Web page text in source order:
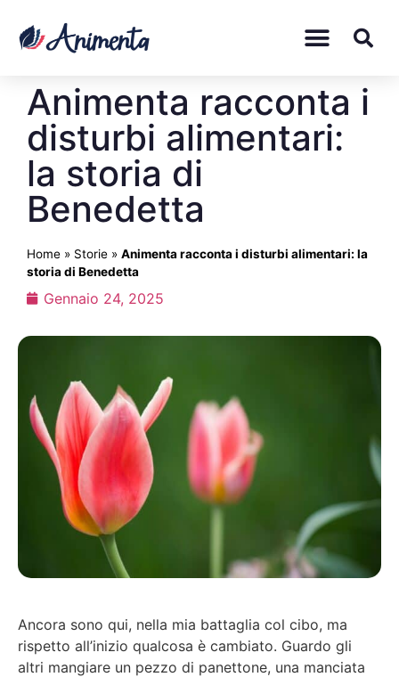
Animenta racconta i
disturbi alimentari:
la storia di
Benedetta
Home » Storie » Animenta racconta i disturbi alimentari: la
storia di Benedetta
Gennaio 24, 2025
Ancora sono qui, nella mia battaglia col cibo, ma
rispetto all’inizio qualcosa è cambiato. Guardo gli
altri mangiare un pezzo di panettone, una manciata